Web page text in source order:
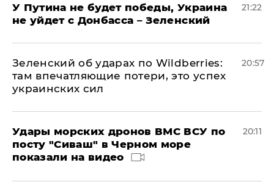
У Путина не будет победы, Украина
не уйдет с Донбасса – Зеленский
21:22
Зеленский об ударах по Wildberries:
там впечатляющие потери, это успех
украинских сил
20:57
Удары морских дронов ВМС ВСУ по
посту "Сиваш" в Черном море
показали на видео
20:11